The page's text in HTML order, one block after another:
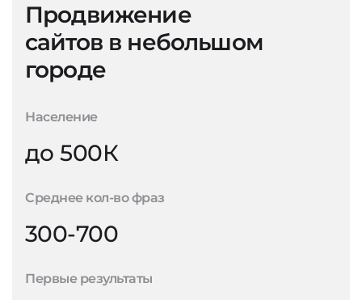
Продвижение
сайтов в небольшом
городе
Население
до 500К
Среднее кол-во фраз
300-700
Первые результаты